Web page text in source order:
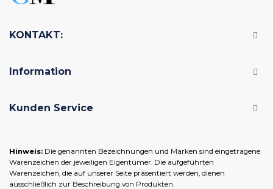
KONTAKT:
Information
Kunden Service
Hinweis: Die genannten Bezeichnungen und Marken sind eingetragene
Warenzeichen der jeweiligen Eigentümer. Die aufgeführten
Warenzeichen, die auf unserer Seite präsentiert werden, dienen
ausschließlich zur Beschreibung von Produkten.